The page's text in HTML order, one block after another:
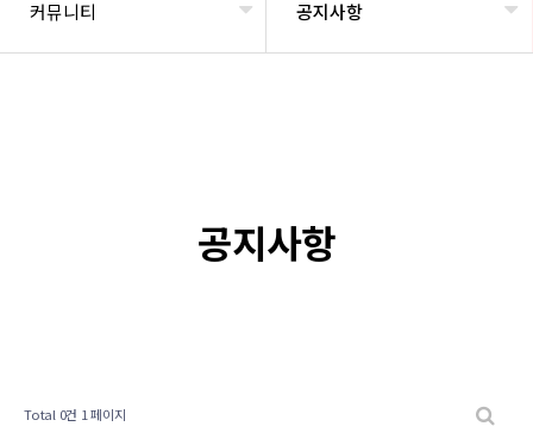
커뮤니티 공지사항
공지사항
Total 0건 1 페이지